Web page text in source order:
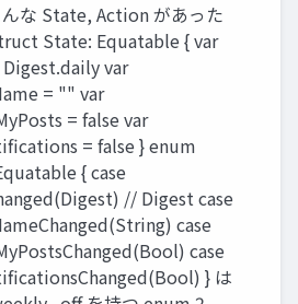
な State, Action があった
State: Equatable { var
var
= "" var
= false var
= false } enum
{ case
// Digest case
case
case
} は